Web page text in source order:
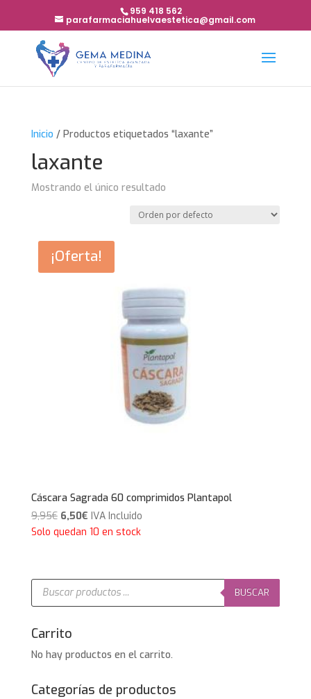
959 418 562
parafarmaciahuelvaestetica@gmail.com
Inicio / Productos etiquetados “laxante”
laxante
Mostrando el único resultado
¡Oferta!
Cáscara Sagrada 60 comprimidos Plantapol
9,95€ El
precio
9,95€.
6,50€El
precio
6,50€.
IVA Incluido
Solo quedan 10 en stock
Búsqueda
productos
BUSCAR
Carrito
No hay productos en el carrito.
Categorías de productos